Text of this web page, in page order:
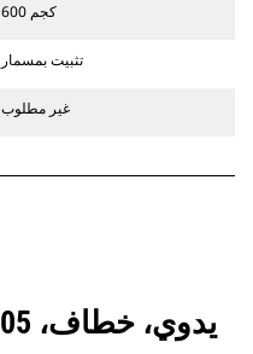
600 كجم
تثبيت بمسمار
غير مطلوب